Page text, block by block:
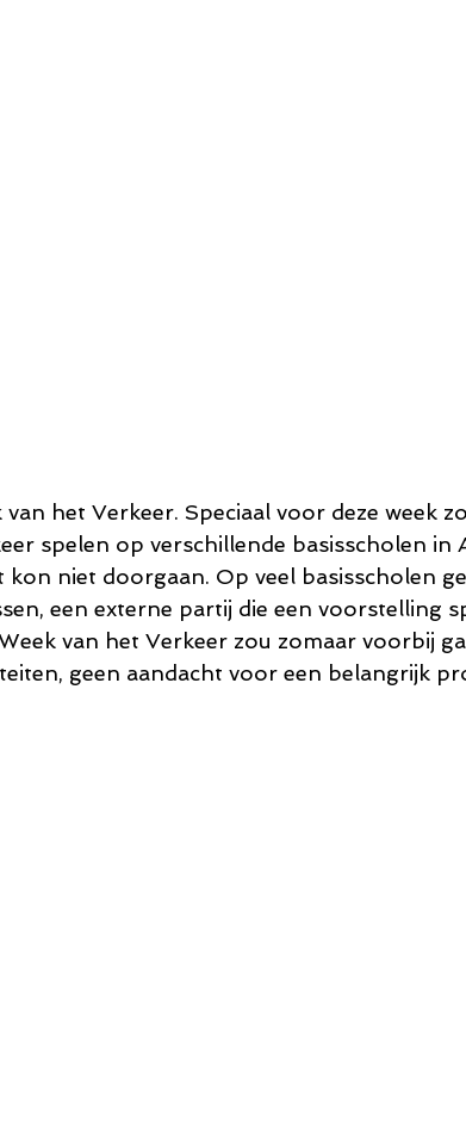
van het Verkeer. Speciaal voor deze week
spelen op verschillende basisscholen in
niet doorgaan. Op veel basisscholen
een externe partij die een voorstelling
van het Verkeer zou zomaar voorbij
geen aandacht voor een belangrijk